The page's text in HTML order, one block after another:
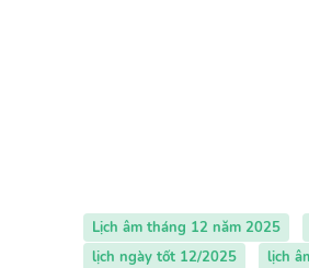
Lịch âm tháng 12 năm 2025
lịch ngày tốt 12/2025
lịch